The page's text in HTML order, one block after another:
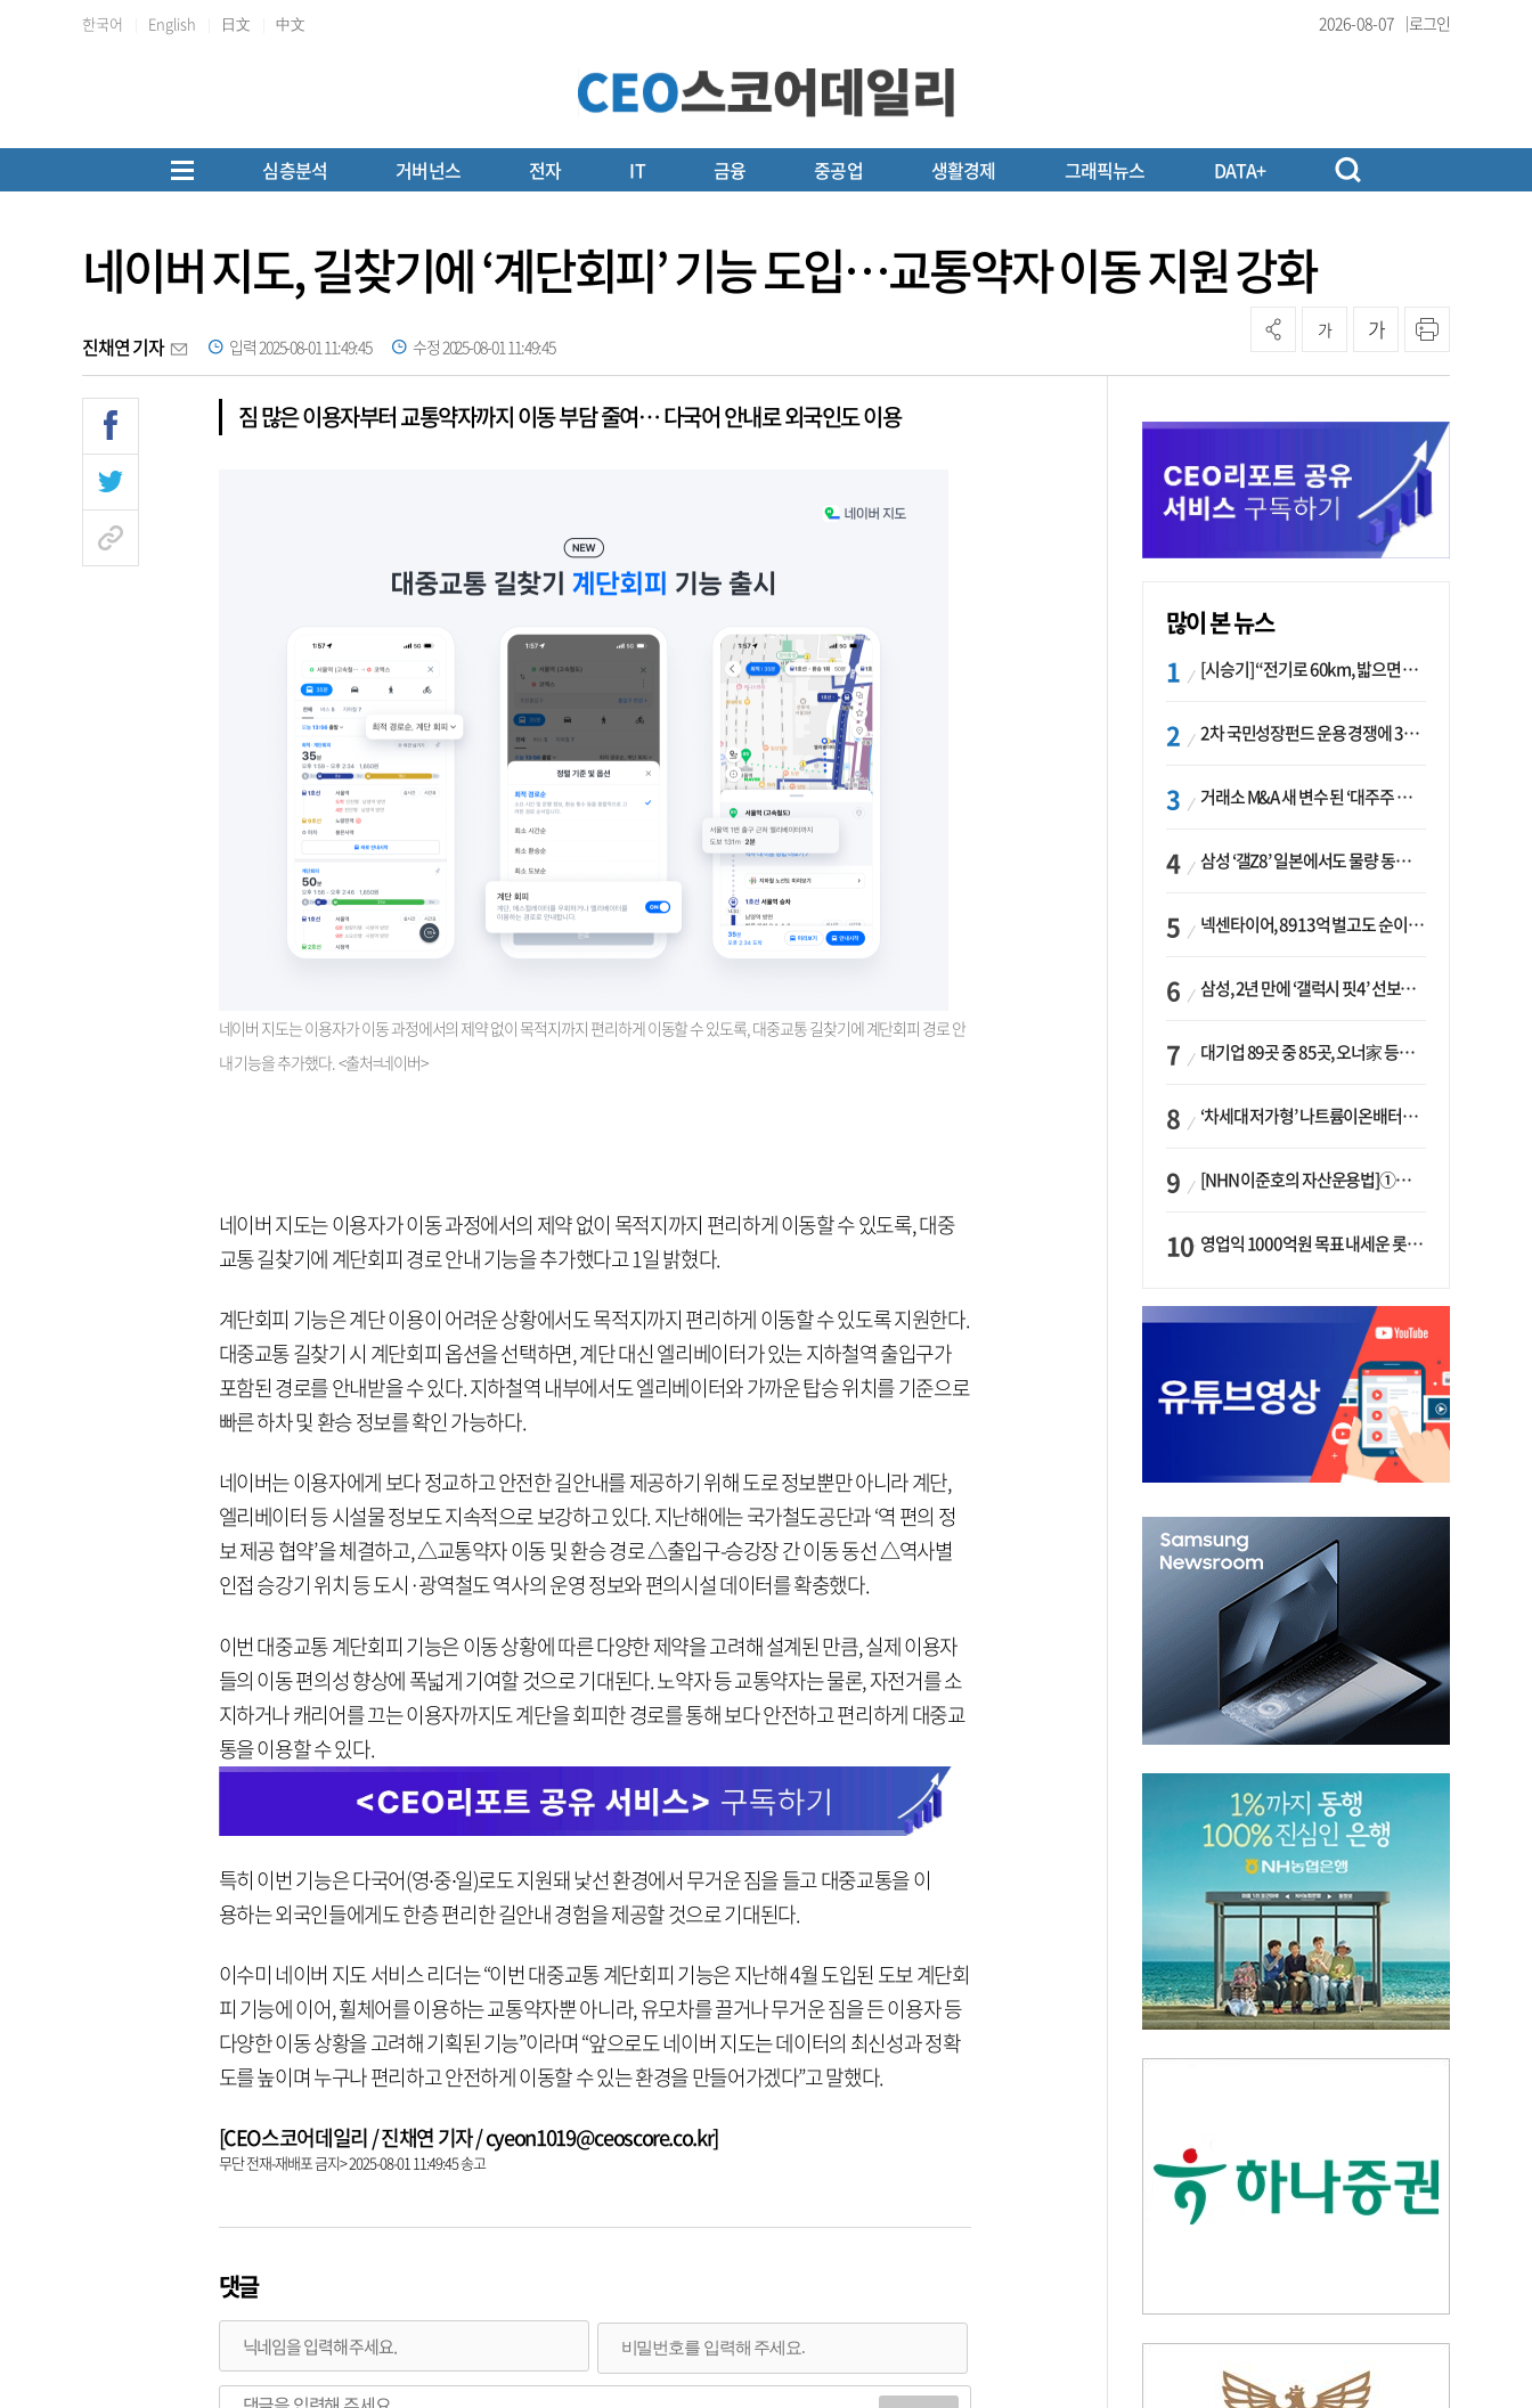
한국어 English 日文 中文 2026-08-07 로그인
심층분석 거버넌스 전자 IT 금융 중공업 생활경제 그래픽뉴스 DATA+
네이버 지도, 길찾기에 ‘계단회피’ 기능 도입…교통약자 이동 지원 강화
진채연 기자 입력 2025-08-01 11:49:45 수정 2025-08-01 11:49:45
가 가
짐 많은 이용자부터 교통약자까지 이동 부담 줄여… 다국어 안내로 외국인도 이용
네이버 지도는 이용자가 이동 과정에서의 제약 없이 목적지까지 편리하게 이동할 수 있도록, 대중교통 길찾기에 계단회피 경로 안
내 기능을 추가했다. <출처=네이버>
네이버 지도는 이용자가 이동 과정에서의 제약 없이 목적지까지 편리하게 이동할 수 있도록, 대중
교통 길찾기에 계단회피 경로 안내 기능을 추가했다고 1일 밝혔다.
계단회피 기능은 계단 이용이 어려운 상황에서도 목적지까지 편리하게 이동할 수 있도록 지원한다.
대중교통 길찾기 시 계단회피 옵션을 선택하면, 계단 대신 엘리베이터가 있는 지하철역 출입구가
포함된 경로를 안내받을 수 있다. 지하철역 내부에서도 엘리베이터와 가까운 탑승 위치를 기준으로
빠른 하차 및 환승 정보를 확인 가능하다.
네이버는 이용자에게 보다 정교하고 안전한 길안내를 제공하기 위해 도로 정보뿐만 아니라 계단,
엘리베이터 등 시설물 정보도 지속적으로 보강하고 있다. 지난해에는 국가철도공단과 ‘역 편의 정
보 제공 협약’을 체결하고, △교통약자 이동 및 환승 경로 △출입구-승강장 간 이동 동선 △역사별
인접 승강기 위치 등 도시·광역철도 역사의 운영 정보와 편의시설 데이터를 확충했다.
이번 대중교통 계단회피 기능은 이동 상황에 따른 다양한 제약을 고려해 설계된 만큼, 실제 이용자
들의 이동 편의성 향상에 폭넓게 기여할 것으로 기대된다. 노약자 등 교통약자는 물론, 자전거를 소
지하거나 캐리어를 끄는 이용자까지도 계단을 회피한 경로를 통해 보다 안전하고 편리하게 대중교
통을 이용할 수 있다.
특히 이번 기능은 다국어(영∙중∙일)로도 지원돼 낯선 환경에서 무거운 짐을 들고 대중교통을 이
용하는 외국인들에게도 한층 편리한 길안내 경험을 제공할 것으로 기대된다.
이수미 네이버 지도 서비스 리더는 “이번 대중교통 계단회피 기능은 지난해 4월 도입된 도보 계단회
피 기능에 이어, 휠체어를 이용하는 교통약자뿐 아니라, 유모차를 끌거나 무거운 짐을 든 이용자 등
다양한 이동 상황을 고려해 기획된 기능”이라며 “앞으로도 네이버 지도는 데이터의 최신성과 정확
도를 높이며 누구나 편리하고 안전하게 이동할 수 있는 환경을 만들어가겠다”고 말했다.
[CEO스코어데일리 / 진채연 기자 / cyeon1019@ceoscore.co.kr]
무단 전재-재배포 금지> 2025-08-01 11:49:45 송고
댓글
많이 본 뉴스
[시승기] “전기로 60km, 밟으면 462마력”…볼보 XC60 T8의 두 얼굴
2차 국민성장펀드 운용 경쟁에 33개사 몰렸다…신한·하나 등 새 얼굴 대거 합류
거래소 M&A 새 변수 된 ‘대주주 심사’…네이버·두나무 결합도 영향권
삼성 ‘갤Z8’ 일본에서도 물량 동났다…애플 참전 앞두고 선두 수성 ‘시험대’
넥센타이어, 8913억 벌고도 순이익 2억…유럽 세부담에 이익 증발
삼성, 2년 만에 ‘갤럭시 핏4’ 선보이나…웨어러블 생태계 확장 ‘시동’
대기업 89곳 중 85곳, 오너家 등기임원 겸직…BS 46곳·SM 45곳 ‘족벌경영’ 고착화
‘차세대 저가형’ 나트륨이온배터리 시대 오나…LG화학·에코프로, 상용화 속도낸다
[NHN 이준호의 자산운용법]①이니시오·JLC ‘부동산’-JLC파트너스 ‘투자’…“부동산 담보대출로 투자재원 확보”
영업익 1000억원 목표 내세운 롯데마트…하반기 ‘오카도’ 시험대